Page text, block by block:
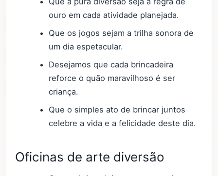
ouro em cada atividade planejada.
Que os jogos sejam a trilha sonora de
um dia espetacular.
Desejamos que cada brincadeira
reforce o quão maravilhoso é ser
criança.
Que o simples ato de brincar juntos
celebre a vida e a felicidade deste dia.
Oficinas de arte diversão